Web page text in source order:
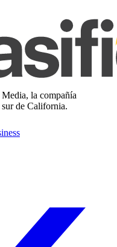
la compañía
de California.